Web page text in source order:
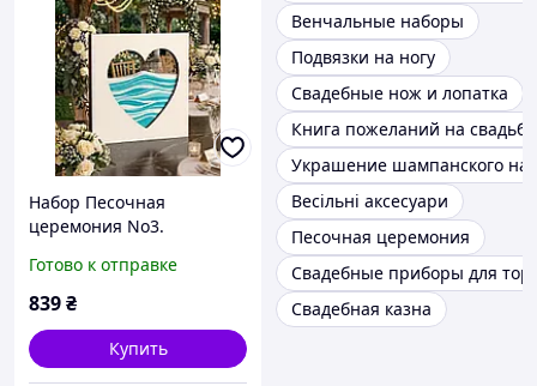
Набор Песочная
церемония No3.
песочной церемонии.
Рамка сосуд, цветной
Готово к отправке
839₴
Купить
Венчальные наборы
Подвязки на ногу
Свадебные нож и лопатка
Книга пожеланий на свадьбу
Украшение шампанского на
Весільні аксесуари
Песочная церемония
Свадебные приборы для
Свадебная казна